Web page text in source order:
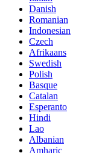
Danish
Romanian
Indonesian
Czech
Afrikaans
Swedish
Polish
Basque
Catalan
Esperanto
Hindi
Lao
Albanian
Amharic